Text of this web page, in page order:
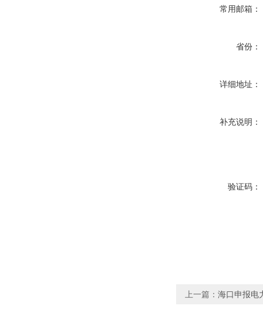
常用邮箱：
省份：
详细地址：
补充说明：
验证码：
上一篇： 海口申报电